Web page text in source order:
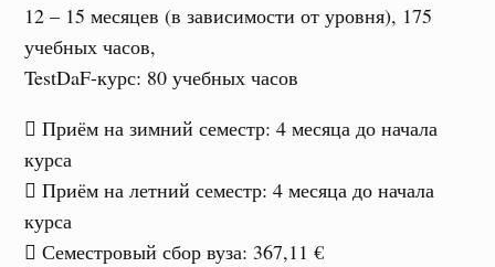
12 – 15 месяцев (в зависимости от уровня), 175
учебных часов,
TestDaF-курс: 80 учебных часов
Приём на зимний семестр: 4 месяца до начала
курса
Приём на летний семестр: 4 месяца до начала
курса
Семестровый сбор вуза: 367,11 €